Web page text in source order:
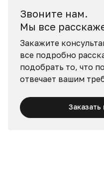
Звоните нам.
Мы все
Закажите
все подробно
подобрать то, что
отвечает вашим